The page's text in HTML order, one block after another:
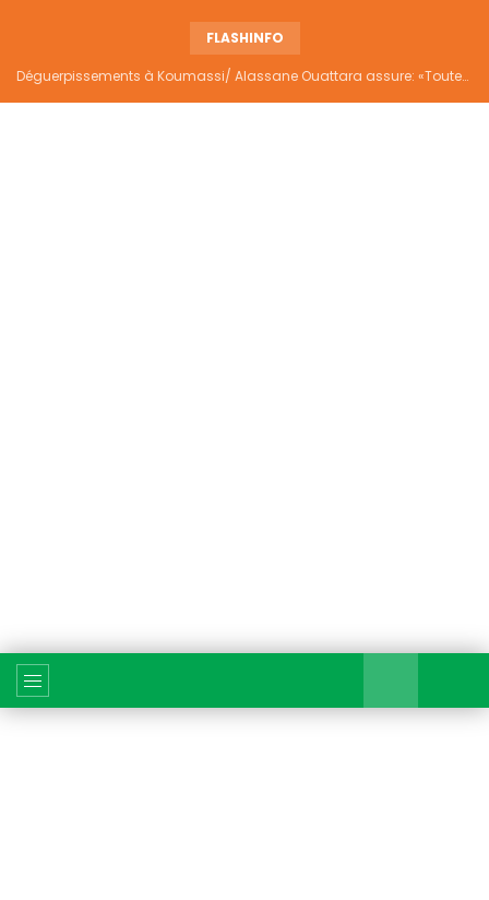
FLASHINFO
Déguerpissements à Koumassi/ Alassane Ouattara assure: «Toutes les responsabilités seront établies et elles donneront lieu aux sanctions prévues par la loi»